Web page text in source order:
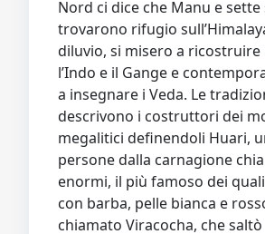
Nord ci dice che Manu e sette
trovarono rifugio
diluvio, si misero a ricostruire
l’Indo e il Gange e
a insegnare i Veda. Le
descrivono i costruttori dei
megalitici definendoli Huari,
persone dalla carnagione
enormi, il più famoso dei
con barba, pelle bianca e
chiamato Viracocha, che